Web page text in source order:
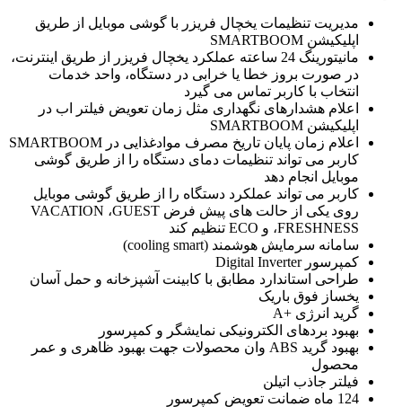
مدیریت تنظیمات یخچال فریزر با گوشی موبایل از طریق
اپلیکیشن SMARTBOOM
مانیتورینگ 24 ساعته عملکرد یخچال فریزر از طریق اینترنت،
در صورت بروز خطا یا خرابی در دستگاه، واحد خدمات
انتخاب با کاربر تماس می گیرد
اعلام هشدارهای نگهداری مثل زمان تعویض فیلتر اب در
اپلیکیشن SMARTBOOM
اعلام زمان پایان تاریخ مصرف موادغذایی در SMARTBOOM
کاربر می تواند تنظیمات دمای دستگاه را از طریق گوشی
موبایل انجام دهد
کاربر می تواند عملکرد دستگاه را از طریق گوشی موبایل
روی یکی از حالت های پیش فرض VACATION ،GUEST
،FRESHNESS و ECO تنظیم کند
سامانه سرمایش هوشمند (cooling smart)
کمپرسور Digital Inverter
طراحی استاندارد مطابق با کابینت آشپزخانه و حمل آسان
یخساز فوق باریک
گرید انرژی +A
بهبود بردهای الکترونیکی نمایشگر و کمپرسور
بهبود گرید ABS وان محصولات جهت بهبود ظاهری و عمر
محصول
فیلتر جاذب اتیلن
124 ماه ضمانت تعویض کمپرسور